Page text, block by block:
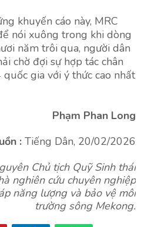
khuyến cáo này, MRC
nói xuông trong khi dòng
năm trôi qua, người dân
chờ đợi sự hợp tác chân
gia với ý thức cao nhất
Phạm Phan Long
: Tiếng Dân, 20/02/2026
Chủ tịch Quỹ Sinh thái
nghiên cứu chuyên nghiệp
năng lượng và bảo vệ môi
trường sông Mekong.